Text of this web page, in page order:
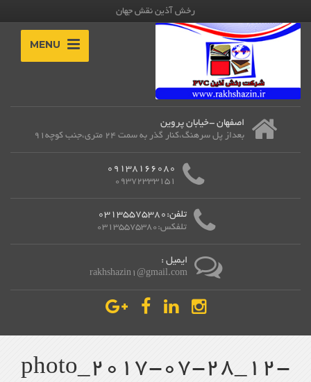
رخش آذین نقش جهان
MENU
اصفهان -خیابان پروین
بعداز پل سرهنگ،کنار گذر به سمت 24 متری،جنب کوچه91
09138166080
09372333151
تلفن:03135575380
تلفکس:03135575380
ایمیل :
rakhshazin1@gmail.com
photo_2017-07-28_12-